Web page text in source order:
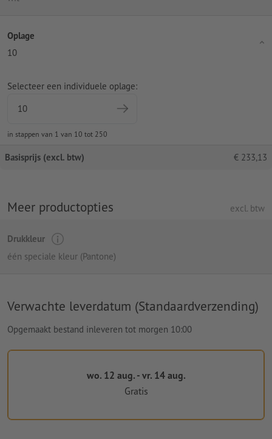
Oplage
10
Selecteer een individuele oplage:
in stappen van 1 van 10 tot 250
Basisprijs (excl. btw) € 233,13
Meer productopties excl. btw
Drukkleur
één speciale kleur (Pantone)
Verwachte leverdatum (Standaardverzending)
Opgemaakt bestand inleveren tot morgen 10:00
wo. 12 aug. - vr. 14 aug.
Gratis